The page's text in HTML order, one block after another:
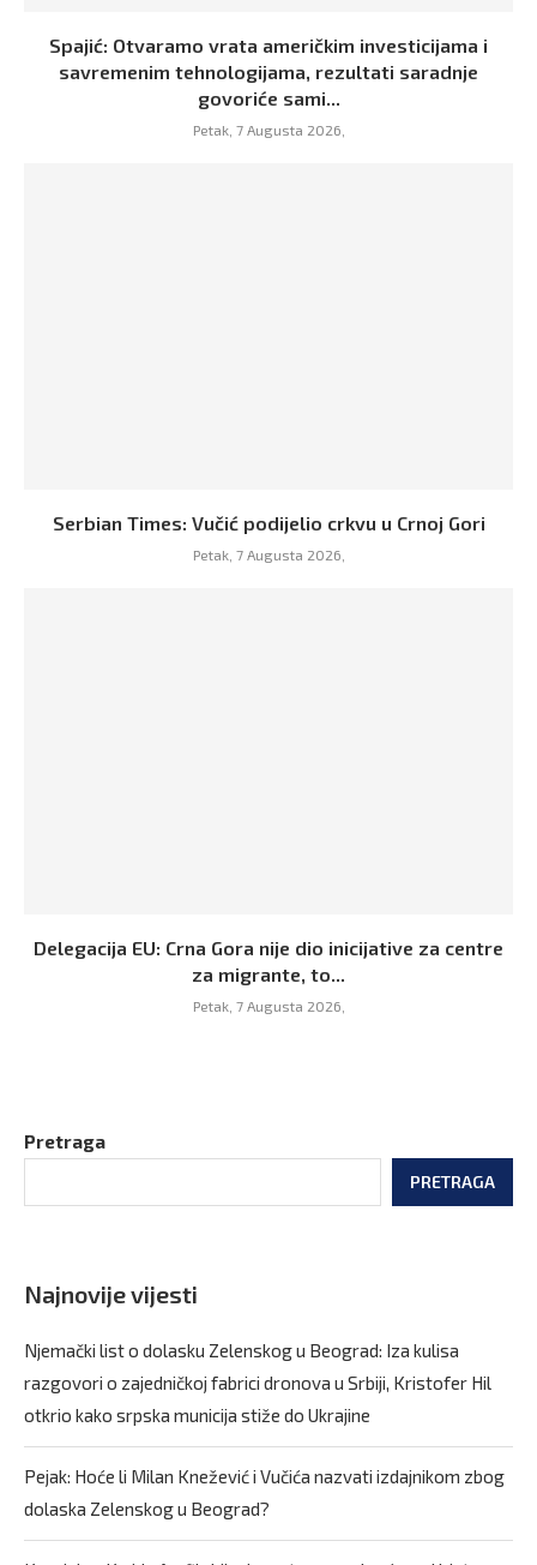
Spajić: Otvaramo vrata američkim investicijama i
savremenim tehnologijama, rezultati saradnje
govoriće sami...
Petak, 7 Augusta 2026,
Serbian Times: Vučić podijelio crkvu u Crnoj Gori
Petak, 7 Augusta 2026,
Delegacija EU: Crna Gora nije dio inicijative za centre
za migrante, to...
Petak, 7 Augusta 2026,
Pretraga
PRETRAGA
Najnovije vijesti
Njemački list o dolasku Zelenskog u Beograd: Iza kulisa
razgovori o zajedničkoj fabrici dronova u Srbiji, Kristofer Hil
otkrio kako srpska municija stiže do Ukrajine
Pejak: Hoće li Milan Knežević i Vučića nazvati izdajnikom zbog
dolaska Zelenskog u Beograd?